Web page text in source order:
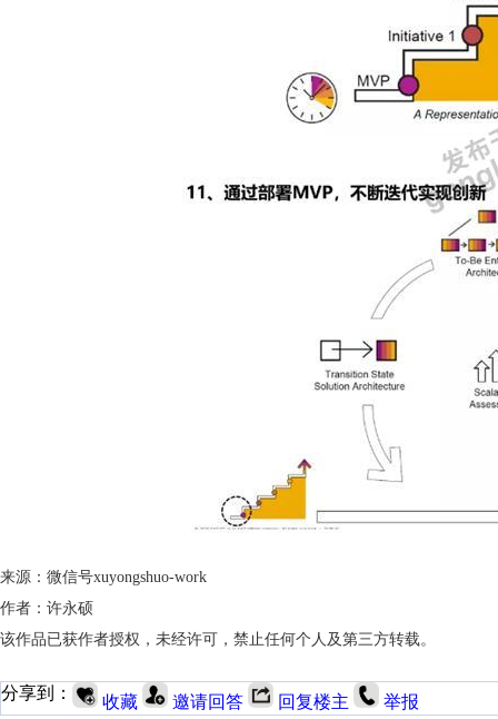
来源：微信号xuyongshuo-work
作者：许永硕
该作品已获作者授权，未经许可，禁止任何个人及第三方转载。
分享到： 收藏 邀请回答 回复楼主 举报